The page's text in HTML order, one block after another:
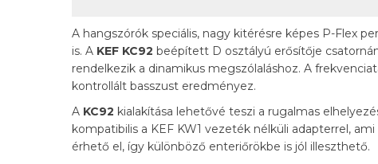
A hangszórók speciális, nagy kitérésre képes P-Flex
is. A KEF KC92 beépített D osztályú erősítője
rendelkezik a dinamikus megszólaláshoz. A
kontrollált basszust eredményez.
A KC92 kialakítása lehetővé teszi a rugalmas
kompatibilis a KEF KW1 vezeték nélküli adapterrel,
érhető el, így különböző enteriőrökbe is jól illeszthető.